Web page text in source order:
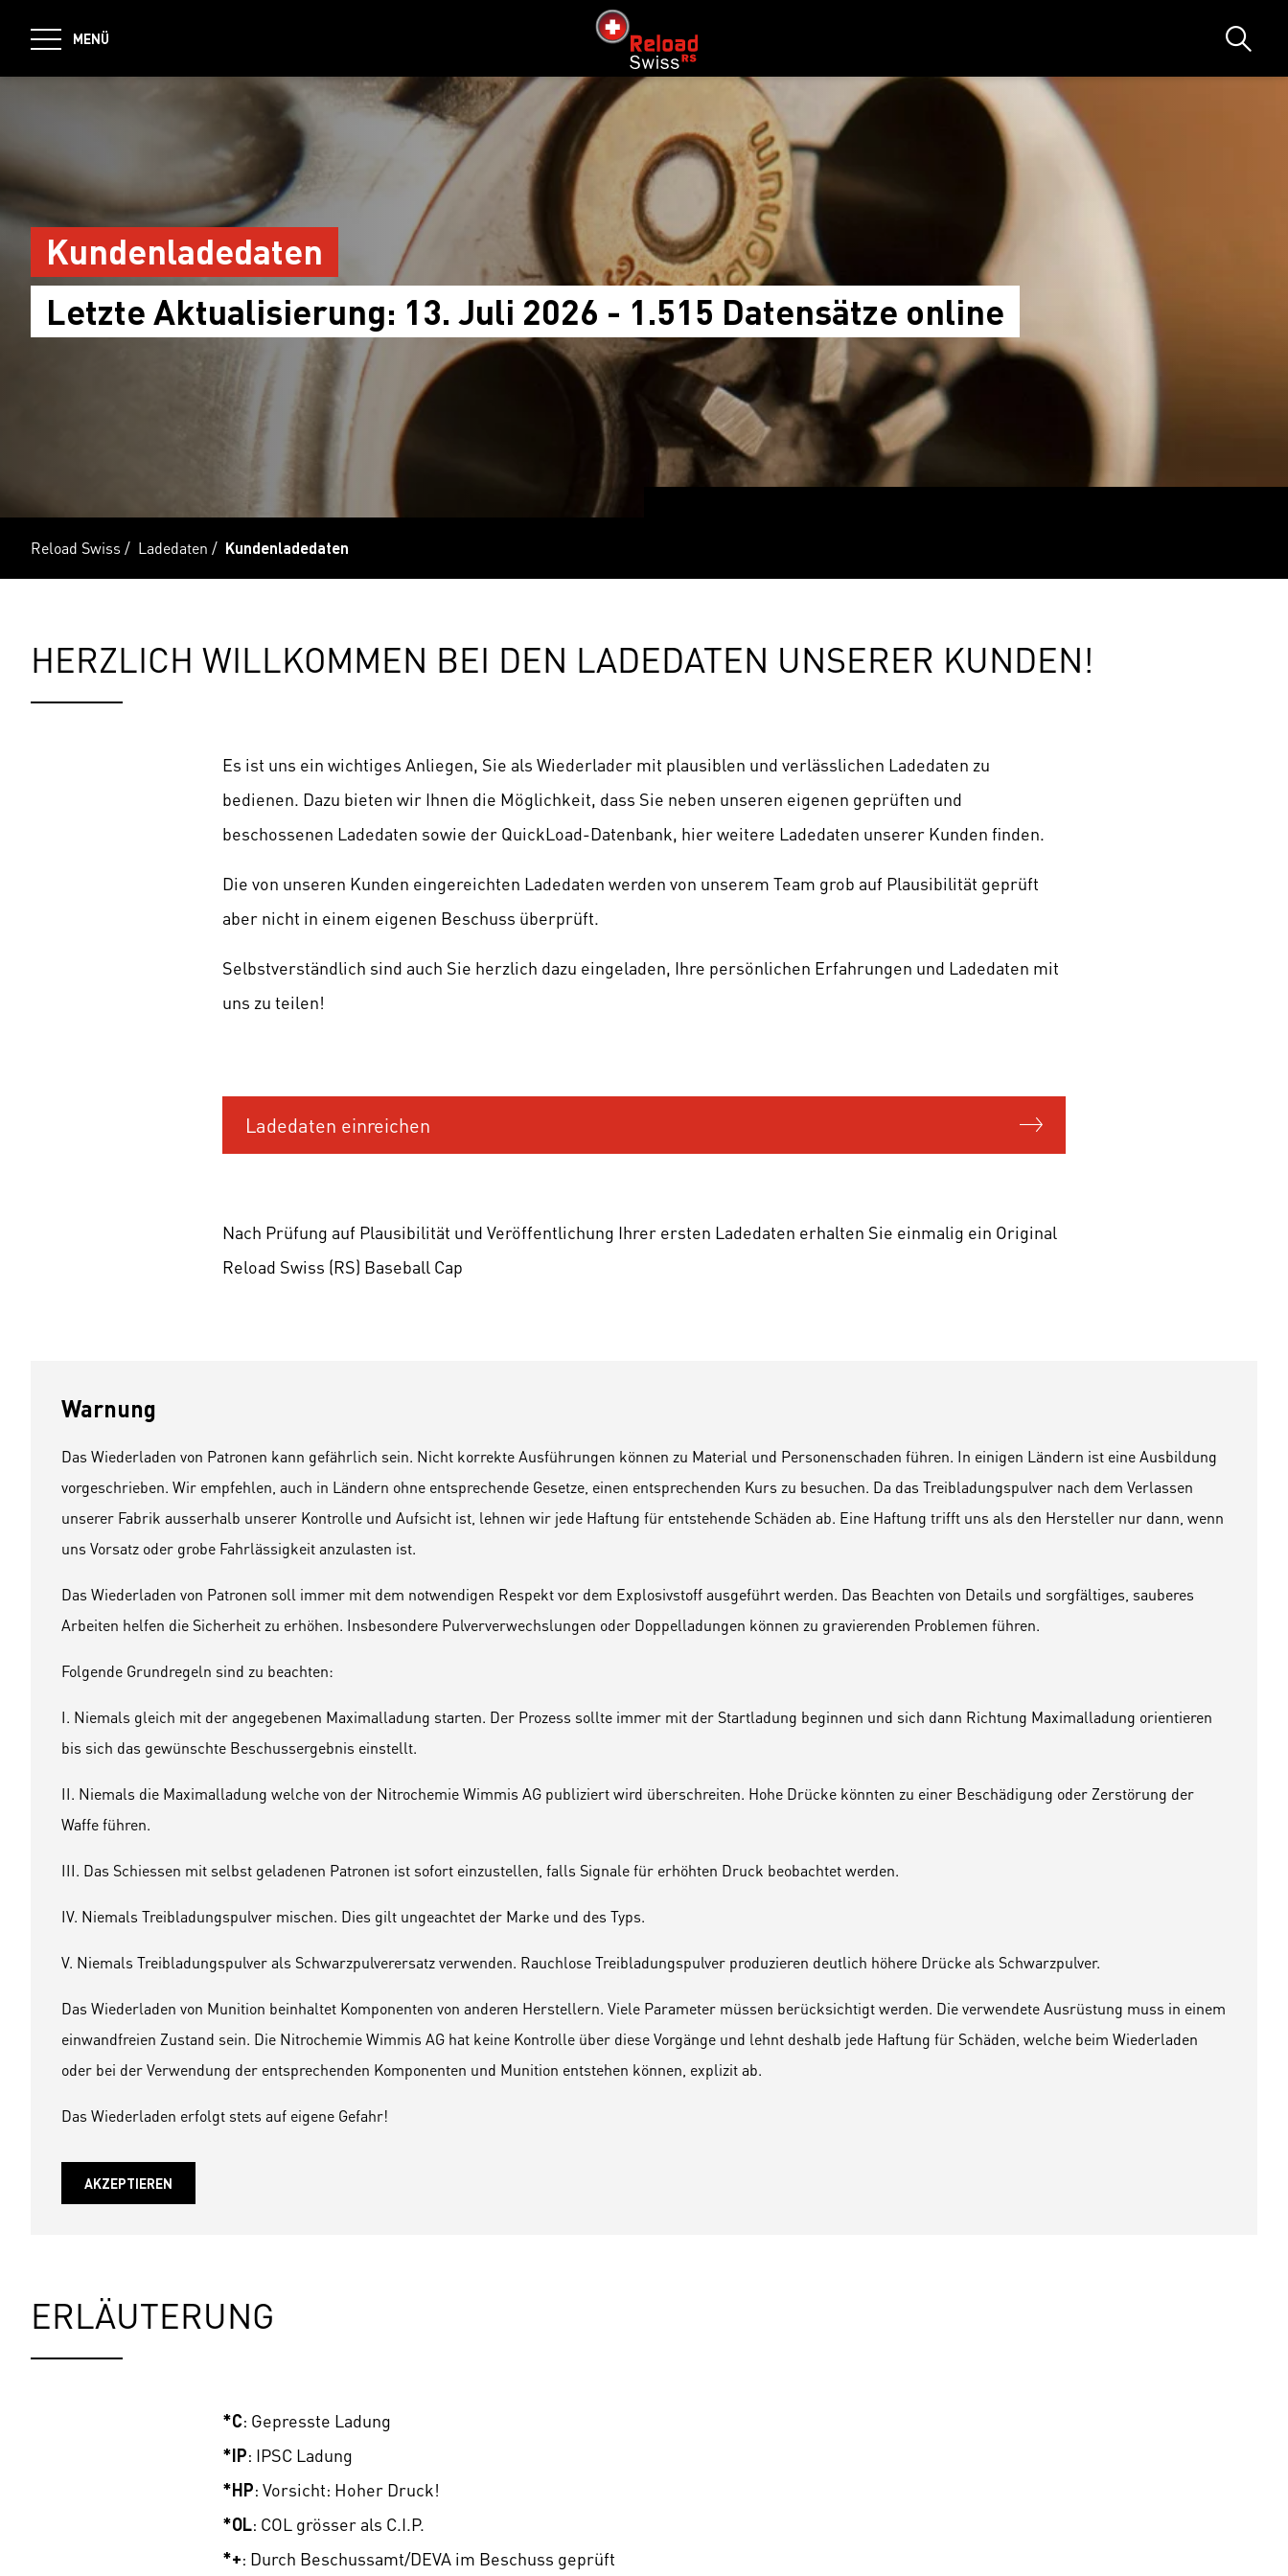
MENÜ
siteLogo
Suche
Kundenladedaten
Letzte Aktualisierung: 13. Juli 2026 - 1.515 Datensätze online
Reload Swiss / Ladedaten / Kundenladedaten
HERZLICH WILLKOMMEN BEI DEN LADEDATEN UNSERER KUNDEN!
Es ist uns ein wichtiges Anliegen, Sie als Wiederlader mit plausiblen und verlässlichen Ladedaten zu
bedienen. Dazu bieten wir Ihnen die Möglichkeit, dass Sie neben unseren eigenen geprüften und
beschossenen Ladedaten sowie der QuickLoad-Datenbank, hier weitere Ladedaten unserer Kunden finden.
Die von unseren Kunden eingereichten Ladedaten werden von unserem Team grob auf Plausibilität geprüft
aber nicht in einem eigenen Beschuss überprüft.
Selbstverständlich sind auch Sie herzlich dazu eingeladen, Ihre persönlichen Erfahrungen und Ladedaten mit
uns zu teilen!
Ladedaten einreichen
Nach Prüfung auf Plausibilität und Veröffentlichung Ihrer ersten Ladedaten erhalten Sie einmalig ein Original
Reload Swiss (RS) Baseball Cap
Warnung
Das Wiederladen von Patronen kann gefährlich sein. Nicht korrekte Ausführungen können zu Material und Personenschaden führen. In einigen Ländern ist eine Ausbildung
vorgeschrieben. Wir empfehlen, auch in Ländern ohne entsprechende Gesetze, einen entsprechenden Kurs zu besuchen. Da das Treibladungspulver nach dem Verlassen
unserer Fabrik ausserhalb unserer Kontrolle und Aufsicht ist, lehnen wir jede Haftung für entstehende Schäden ab. Eine Haftung trifft uns als den Hersteller nur dann, wenn
uns Vorsatz oder grobe Fahrlässigkeit anzulasten ist.
Das Wiederladen von Patronen soll immer mit dem notwendigen Respekt vor dem Explosivstoff ausgeführt werden. Das Beachten von Details und sorgfältiges, sauberes
Arbeiten helfen die Sicherheit zu erhöhen. Insbesondere Pulververwechslungen oder Doppelladungen können zu gravierenden Problemen führen.
Folgende Grundregeln sind zu beachten:
I. Niemals gleich mit der angegebenen Maximalladung starten. Der Prozess sollte immer mit der Startladung beginnen und sich dann Richtung Maximalladung orientieren
bis sich das gewünschte Beschussergebnis einstellt.
II. Niemals die Maximalladung welche von der Nitrochemie Wimmis AG publiziert wird überschreiten. Hohe Drücke könnten zu einer Beschädigung oder Zerstörung der
Waffe führen.
III. Das Schiessen mit selbst geladenen Patronen ist sofort einzustellen, falls Signale für erhöhten Druck beobachtet werden.
IV. Niemals Treibladungspulver mischen. Dies gilt ungeachtet der Marke und des Typs.
V. Niemals Treibladungspulver als Schwarzpulverersatz verwenden. Rauchlose Treibladungspulver produzieren deutlich höhere Drücke als Schwarzpulver.
Das Wiederladen von Munition beinhaltet Komponenten von anderen Herstellern. Viele Parameter müssen berücksichtigt werden. Die verwendete Ausrüstung muss in einem
einwandfreien Zustand sein. Die Nitrochemie Wimmis AG hat keine Kontrolle über diese Vorgänge und lehnt deshalb jede Haftung für Schäden, welche beim Wiederladen
oder bei der Verwendung der entsprechenden Komponenten und Munition entstehen können, explizit ab.
Das Wiederladen erfolgt stets auf eigene Gefahr!
AKZEPTIEREN
ERLÄUTERUNG
*C: Gepresste Ladung
*IP: IPSC Ladung
*HP: Vorsicht: Hoher Druck!
*OL: COL grösser als C.I.P.
*+: Durch Beschussamt/DEVA im Beschuss geprüft